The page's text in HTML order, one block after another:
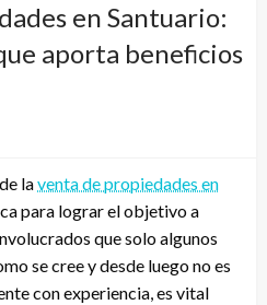
en Santuario:
aporta beneficios
laventa de propiedades en
para lograr el objetivo a
que solo algunos
se cree y desde luego no es
con experiencia, es vital